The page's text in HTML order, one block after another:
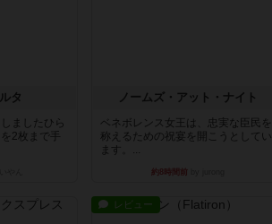
タ
ましたひら
2枚まで手
ノームズ・アット・ナイト
ベネボレンス女王は、忠実な臣民を
称えるための祝宴を開こうとしてい
ます。...
約8時間前
レビュー